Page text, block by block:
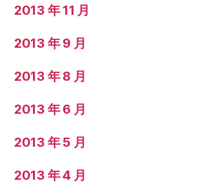
2013 年 11 月
2013 年 9 月
2013 年 8 月
2013 年 6 月
2013 年 5 月
2013 年 4 月